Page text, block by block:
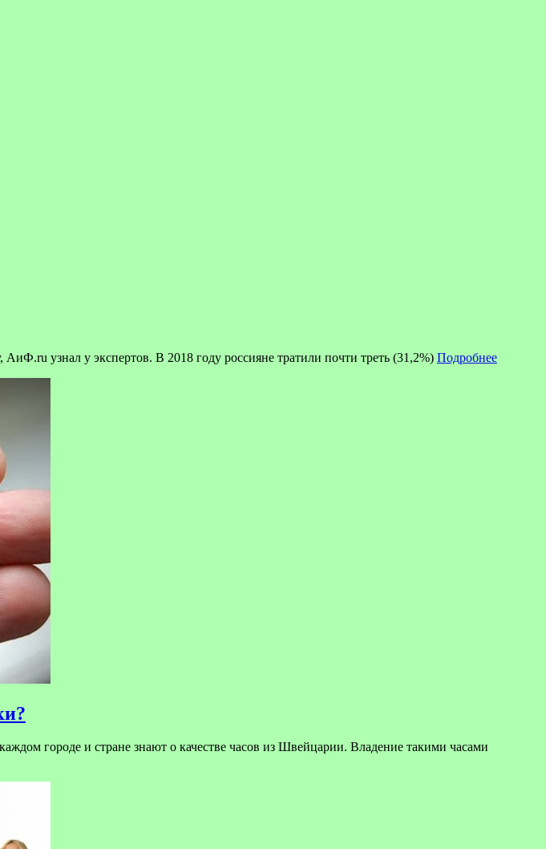
узнал у экспертов. В 2018 году россияне тратили почти треть (31,2%) Подробнее
и стране знают о качестве часов из Швейцарии. Владение такими часами